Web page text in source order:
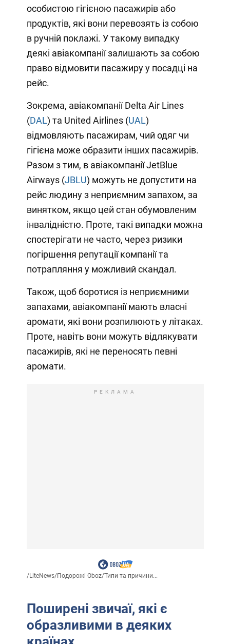
особистою гігієною пасажирів або
продуктів, які вони перевозять із собою
в ручній поклажі. У такому випадку
деякі авіакомпанії залишають за собою
право відмовити пасажиру у посадці на
рейс.
Зокрема, авіакомпанії Delta Air Lines
(DAL) та United Airlines (UAL)
відмовляють пасажирам, чий одяг чи
гігієна може образити інших пасажирів.
Разом з тим, в авіакомпанії JetBlue
Airways (JBLU) можуть не допустити на
рейс людину з неприємним запахом, за
винятком, якщо цей стан обумовленим
інвалідністю. Проте, такі випадки можна
спостерігати не часто, через ризики
погіршення репутації компанії та
потрапляння у можливий скандал.
Також, щоб боротися із неприємними
запахами, авіакомпанії мають власні
аромати, які вони розпилюють у літаках.
Проте, навіть вони можуть відлякувати
пасажирів, які не переносять певні
аромати.
РЕКЛАМА
/LiteNews/Подорожі Oboz/Типи та причини...
Поширені звичаї, які є
образливими в деяких